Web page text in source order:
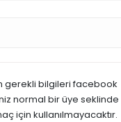
gerekli bilgileri facebook
normal bir üye seklinde
için kullanılmayacaktır.